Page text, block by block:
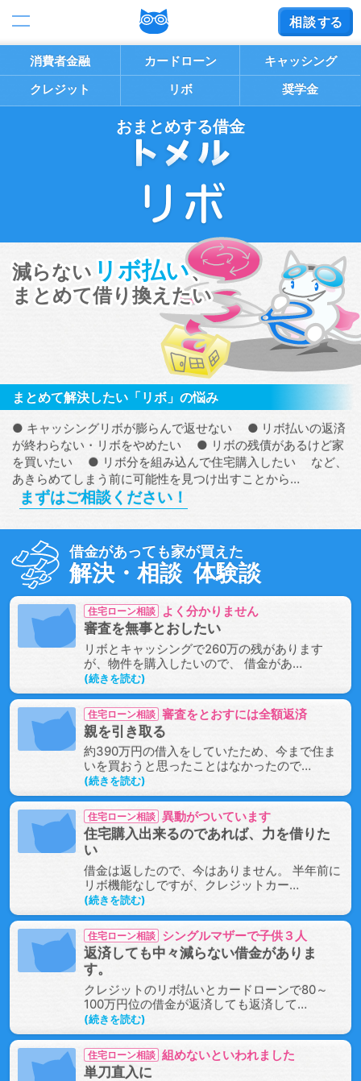
消費者金融 カードローン
キャッシング
クレジット
リボ 奨学金
リボ
おまとめする借金
減らない リボ払い、
まとめて借り換えたい
まとめて解決したい「リボ」の悩み
キャッシングリボが膨らんで返せない
リボ払いの返済
が終わらない・リボをやめたい
リボの残債があるけど家
を買いたい
リボ分を組み込んで住宅購入したい
など、
あきらめてしまう前に可能性を見つけ出すことから…
まずはご相談ください！
借金があっても家が買えた
解決・相談 体験談
住宅ローン相談 よく分かりません
審査を無事とおしたい
リボとキャッシングで260万の残があります
が、物件を購入したいので、 借金があ…
続きを読む
住宅ローン相談 審査をとおすには全額返済
親を引き取る
約390万円の借入をしていたため、今まで住ま
いを買おうと思ったことはなかったので…
続きを読む
住宅ローン相談 異動がついています
住宅購入出来るのであれば、力を借りた
い
借金は返したので、今はありません。 半年前に
リボ機能なしですが、クレジットカー…
続きを読む
住宅ローン相談 シングルマザーで子供３人
返済しても中々減らない借金がありま
す。
クレジットのリボ払いとカードローンで80～
100万円位の借金が返済しても返済して…
続きを読む
住宅ローン相談 組めないといわれました
単刀直入に
相談する